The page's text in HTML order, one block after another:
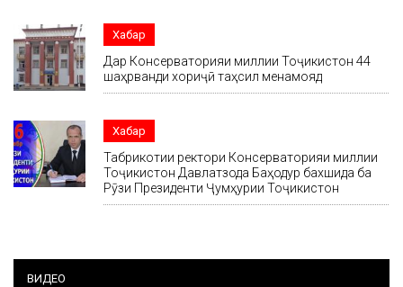
Хабар
Дар Консерваторияи миллии Тоҷикистон 44
шаҳрванди хориҷӣ таҳсил менамояд
Хабар
Табрикотии ректори Консерваторияи миллии
Тоҷикистон Давлатзода Баҳодур бахшида ба
Рӯзи Президенти Ҷумҳурии Тоҷикистон
ВИДЕО